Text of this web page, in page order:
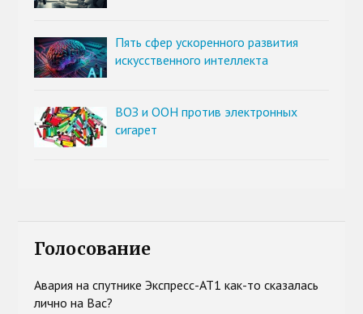
Пять сфер ускоренного развития
искусственного интеллекта
ВОЗ и ООН против электронных
сигарет
Голосование
Авария на спутнике Экспресс-АТ1 как-то сказалась
лично на Вас?